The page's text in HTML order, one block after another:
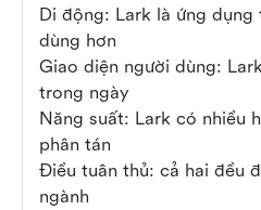
Di động: Lark là ứng dụng
dùng hơn
Giao diện người dùng:
trong ngày
Năng suất: Lark có nhiều
phân tán
Điều tuân thủ: cả hai đều
ngành